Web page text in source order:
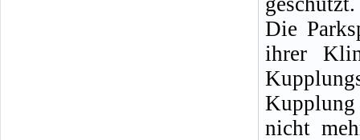
Die
ihrer
nicht